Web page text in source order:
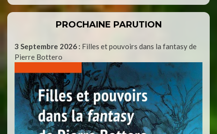
PROCHAINE PARUTION
3 Septembre 2026 : Filles et pouvoirs dans la fantasy de
Pierre Bottero